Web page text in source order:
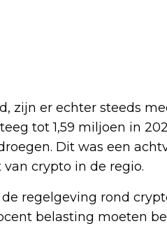
zijn er echter steeds
tot 1,59 miljoen in
Dit was een
crypto in de regio.
regelgeving rond
belasting moeten